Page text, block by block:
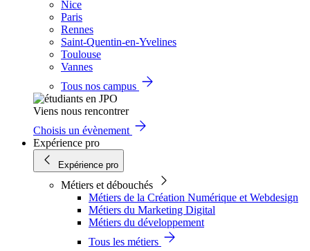
Nice
Paris
Rennes
Saint-Quentin-en-Yvelines
Toulouse
Vannes
Tous nos campus
Viens nous rencontrer
Choisis un évènement
Expérience pro
Expérience pro
Métiers et débouchés
Métiers de la Création Numérique et Webdesign
Métiers du Marketing Digital
Métiers du développement
Tous les métiers